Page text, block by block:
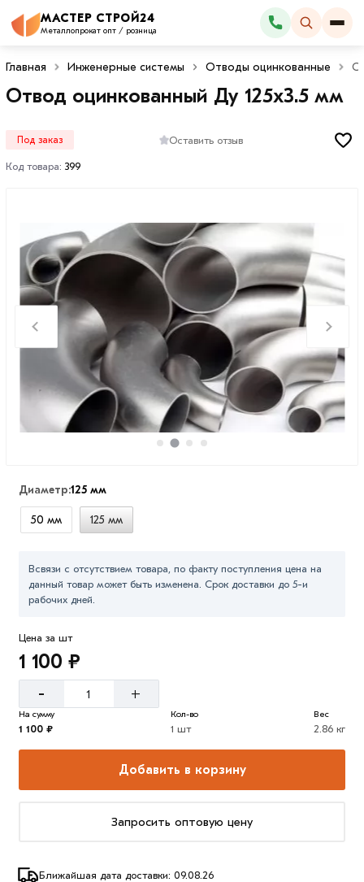
МАСТЕР СТРОЙ24
Металлопрокат опт / розница
Каталог
Главная Инженерные системы Отводы оцинкованные
Отвод оцинкованный Ду 125х3.5 мм
Под заказ Оставить отзыв
Код товара: 399
Диаметр:125 мм
50 мм 125 мм
Ближайшая дата доставки: 09.08.26
Всвязи с отсутствием товара, по факту поступления цена на
данный товар может быть изменена. Срок доставки до 5-и
рабочих дней.
Цена за шт
1 100 ₽
- +
На сумму
1 100 ₽
Кол-во
1 шт
Вес
2.86 кг
Добавить в корзину
Запросить оптовую цену